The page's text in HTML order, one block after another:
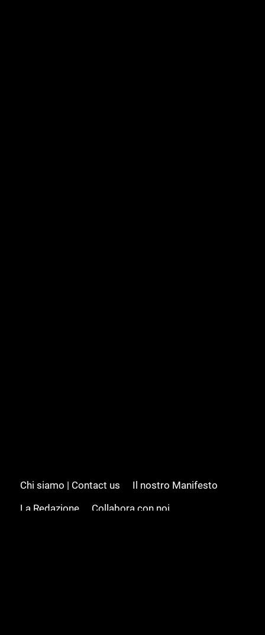
Chi siamo | Contact us
Il nostro Manifesto
La Redazione
Collabora con noi